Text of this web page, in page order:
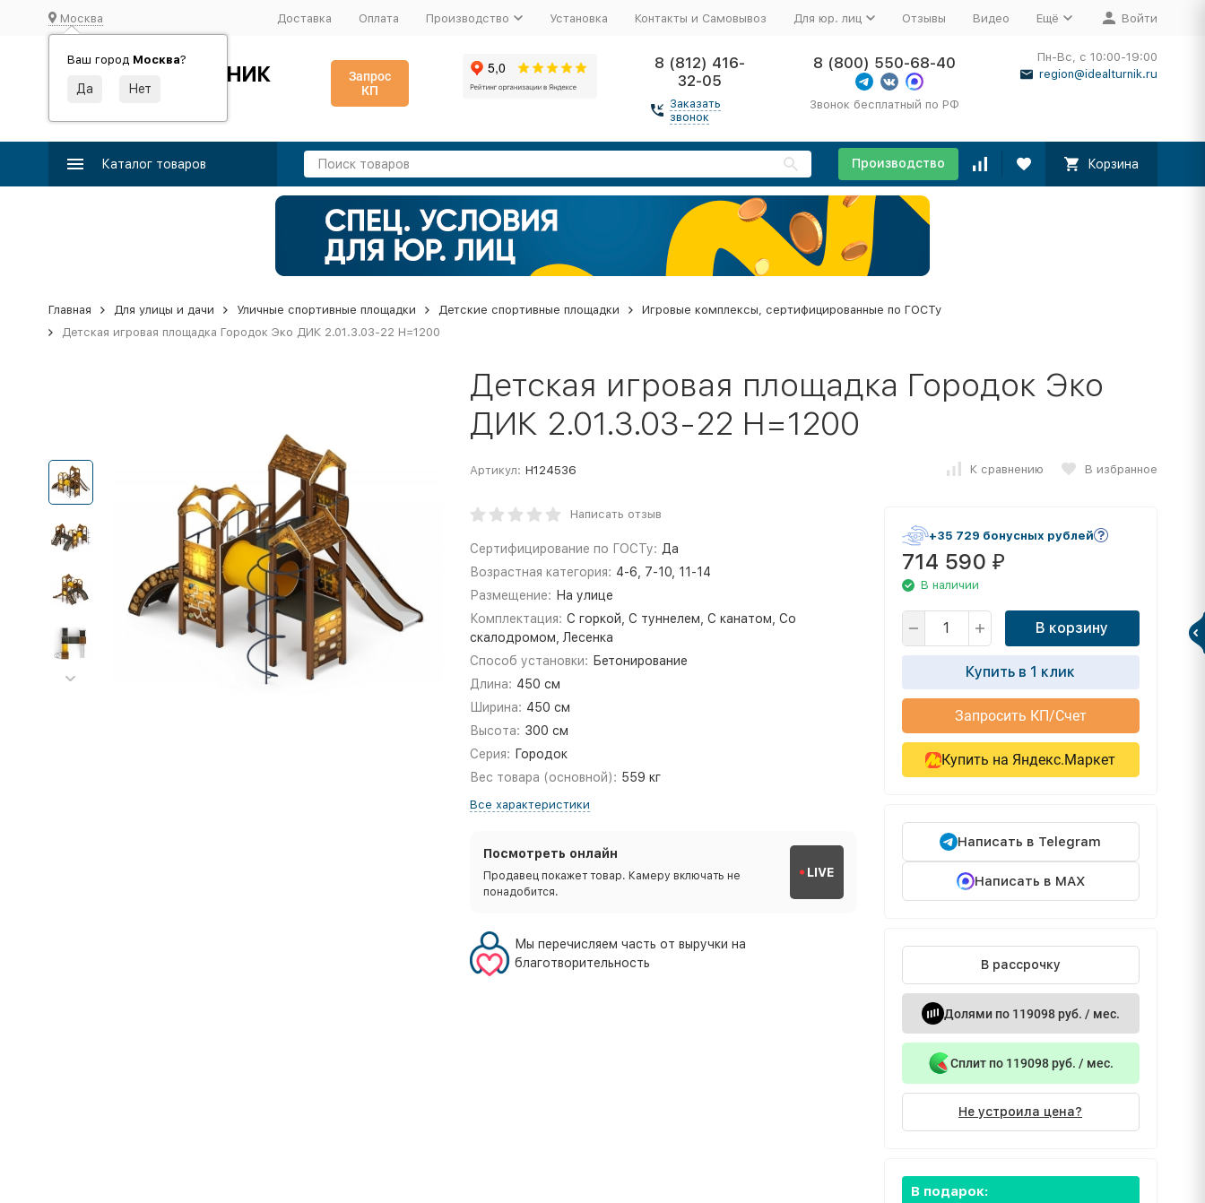
Москва
Ваш город Москва?
Доставка Оплата Производство Установка Контакты и Самовывоз Для юр. лиц Отзывы Видео Ещё Войти
ИДЕАЛЬНЫЙ ТУРНИК
Производство и поставка спортивного оборудования
Запрос
КП
8 (812) 416-
32-05
Заказать
звонок
8 (800) 550-68-40
Звонок бесплатный по РФ
Пн-Вс, с 10:00-19:00
region@idealturnik.ru
Каталог товаров Производство Корзина
Главная Для улицы и дачи Уличные спортивные площадки Детские спортивные площадки
Игровые комплексы, сертифицированные по ГОСТу
Детская игровая площадка Городок Эко ДИК 2.01.3.03-22 H=1200
Детская игровая площадка Городок Эко
ДИК 2.01.3.03-22 H=1200
Артикул: Н124536 К сравнению В избранное
Написать отзыв
Сертифицирование по ГОСТу: Да
Возрастная категория: 4-6, 7-10, 11-14
Размещение: На улице
Комплектация: С горкой, С туннелем, С канатом, Со
скалодромом, Лесенка
Способ установки: Бетонирование
Длина: 450 см
Ширина: 450 см
Высота: 300 см
Серия: Городок
Вес товара (основной): 559 кг
Все характеристики
Посмотреть онлайн
Продавец покажет товар. Камеру включать не
понадобится.
LIVE
Мы перечисляем часть от выручки на
благотворительность
+35 729 бонусных рублей
714 590 ₽
В наличии
В корзину
Купить в 1 клик
Запросить КП/Счет
Купить на Яндекс.Маркет
Написать в Telegram
Написать в MAX
В рассрочку
Долями по 119098 руб. / мес.
Сплит по 119098 руб. / мес.
Не устроила цена?
В подарок: